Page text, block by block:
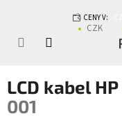
CENY V:
CZK
LCD kabel
001